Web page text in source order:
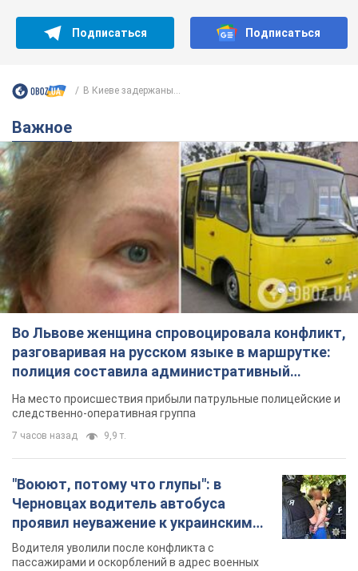
Подписаться Подписаться
В Киеве задержаны...
Важное
Во Львове женщина спровоцировала конфликт,
разговаривая на русском языке в маршрутке:
полиция составила административный
протокол. Видео
На место происшествия прибыли патрульные полицейские и
следственно-оперативная группа
7 часов назад 9,9 т.
"Воюют, потому что глупы": в
Черновцах водитель автобуса
проявил неуважение к украинским
военным и поплатился за это.
Видео
Водителя уволили после конфликта с
пассажирами и оскорблений в адрес военных